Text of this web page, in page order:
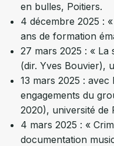
en bulles, Poitiers.
4 décembre 2025 :
ans de formation
27 mars 2025 : « La
(dir. Yves Bouvier),
13 mars 2025 :
engagements du
2020), université de
4 mars 2025 : «
documentation